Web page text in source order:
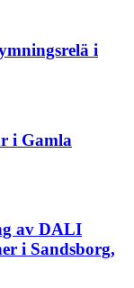
i
i Gamla
av DALI
i Sandsborg,